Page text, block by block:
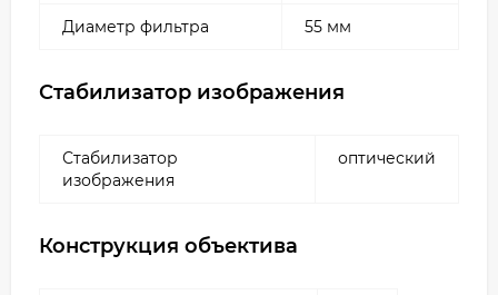
Диаметр фильтра 55 мм
Стабилизатор изображения
Стабилизатор
изображения
оптический
Конструкция объектива